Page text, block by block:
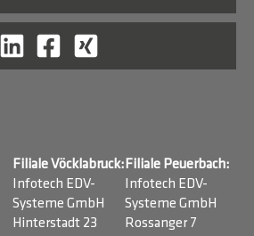
Filiale Vöcklabruck:
Infotech EDV-
Systeme GmbH
Hinterstadt 23
Filiale Peuerbach:
Infotech EDV-
Systeme GmbH
Rossanger 7